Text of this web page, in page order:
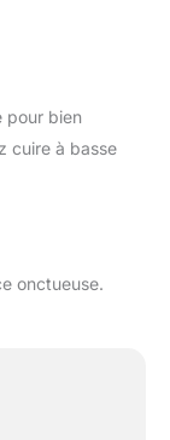
pour bien
cuire à basse
onctueuse.